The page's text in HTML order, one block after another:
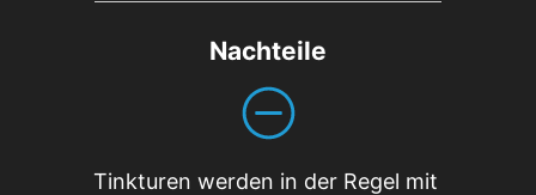
Nachteile
Tinkturen werden in der Regel mit